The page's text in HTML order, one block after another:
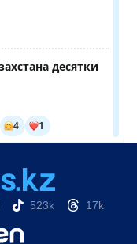
523k 17k